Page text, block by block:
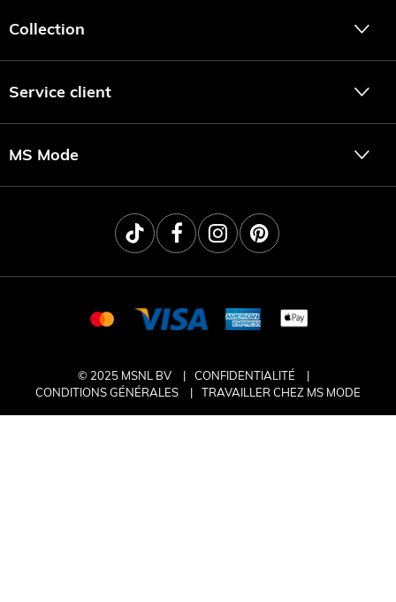
Collection
Service client
MS Mode
© 2025 MSNL BV
CONFIDENTIALITÉ
CONDITIONS GÉNÉRALES
TRAVAILLER CHEZ MS MODE